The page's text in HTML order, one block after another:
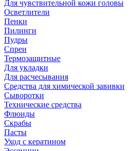
Для чувствительной кожи головы
Осветлители
Пенки
Пилинги
Пудры
Спреи
Термозащитные
Для укладки
Для расчесывания
Средства для химической завивки
Сыворотки
Технические средства
Флюиды
Скрабы
Пасты
Уход с кератином